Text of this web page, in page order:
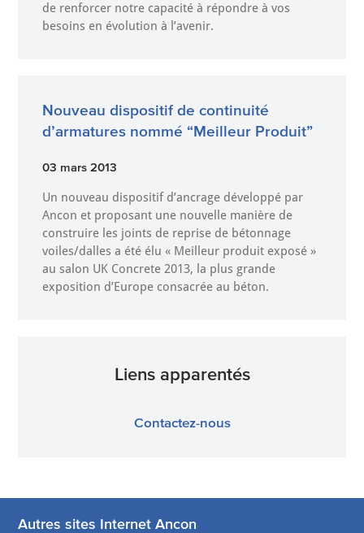
de renforcer notre capacité à répondre à vos
besoins en évolution à l’avenir.
Nouveau dispositif de continuité
d’armatures nommé “Meilleur Produit”
03 mars 2013
Un nouveau dispositif d’ancrage développé par
Ancon et proposant une nouvelle manière de
construire les joints de reprise de bétonnage
voiles/dalles a été élu « Meilleur produit exposé »
au salon UK Concrete 2013, la plus grande
exposition d’Europe consacrée au béton.
Liens apparentés
Contactez-nous
Autres sites Internet Ancon